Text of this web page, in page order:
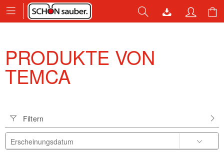
PRODUKTE VON
TEMCA
Filtern